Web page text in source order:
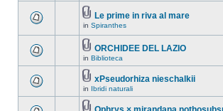
Le prime in riva al mare
in Spiranthes
ORCHIDEE DEL LAZIO
in Biblioteca
xPseudorhiza nieschalkii
in Ibridi naturali